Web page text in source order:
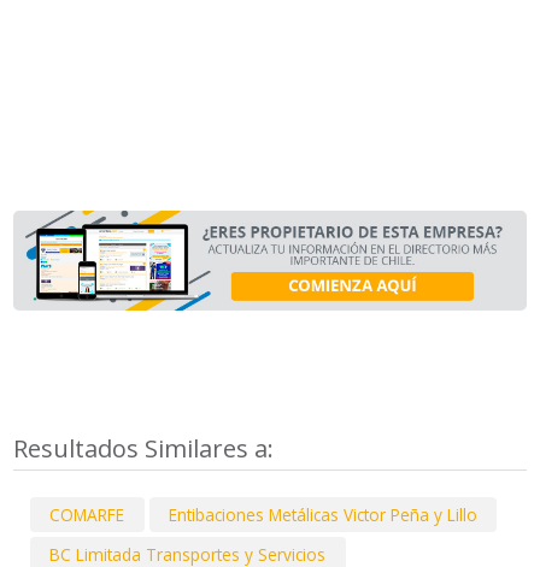
Resultados Similares a:
COMARFE
Entibaciones Metálicas Victor Peña y Lillo
BC Limitada Transportes y Servicios